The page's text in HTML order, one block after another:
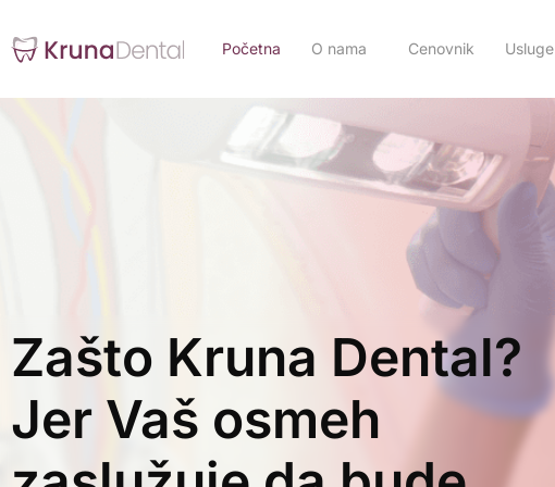
Početna O nama Cenovnik Usluge
Zašto Kruna Dental?
Jer Vaš osmeh